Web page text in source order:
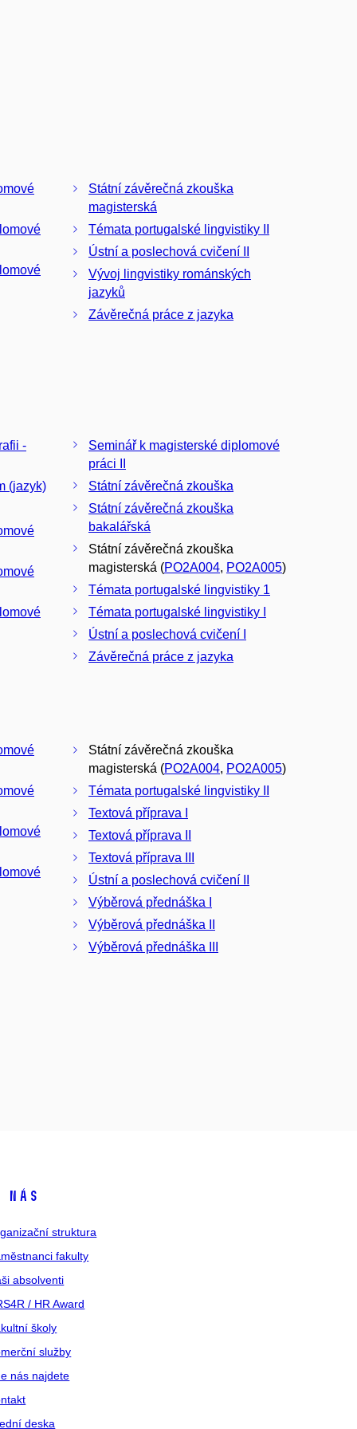
Státní závěrečná zkouška
magisterská
Témata portugalské lingvistiky II
Ústní a poslechová cvičení II
Vývoj lingvistiky románských
jazyků
Závěrečná práce z jazyka
-
(jazyk)
Seminář k magisterské diplomové
práci II
Státní závěrečná zkouška
Státní závěrečná zkouška
bakalářská
Státní závěrečná zkouška
magisterská (PO2A004, PO2A005)
Témata portugalské lingvistiky 1
Témata portugalské lingvistiky I
Ústní a poslechová cvičení I
Závěrečná práce z jazyka
Státní závěrečná zkouška
magisterská (PO2A004, PO2A005)
Témata portugalské lingvistiky II
Textová příprava I
Textová příprava II
Textová příprava III
Ústní a poslechová cvičení II
Výběrová přednáška I
Výběrová přednáška II
Výběrová přednáška III
nás
struktura
fakulty
absolventi
/ HR Award
školy
služby
nás najdete
deska